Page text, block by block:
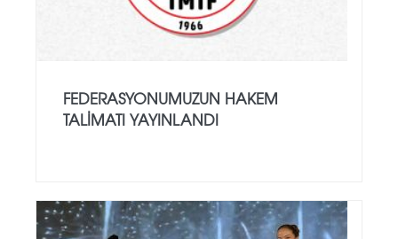
FEDERASYONUMUZUN HAKEM
TALIMATI YAYINLANDI